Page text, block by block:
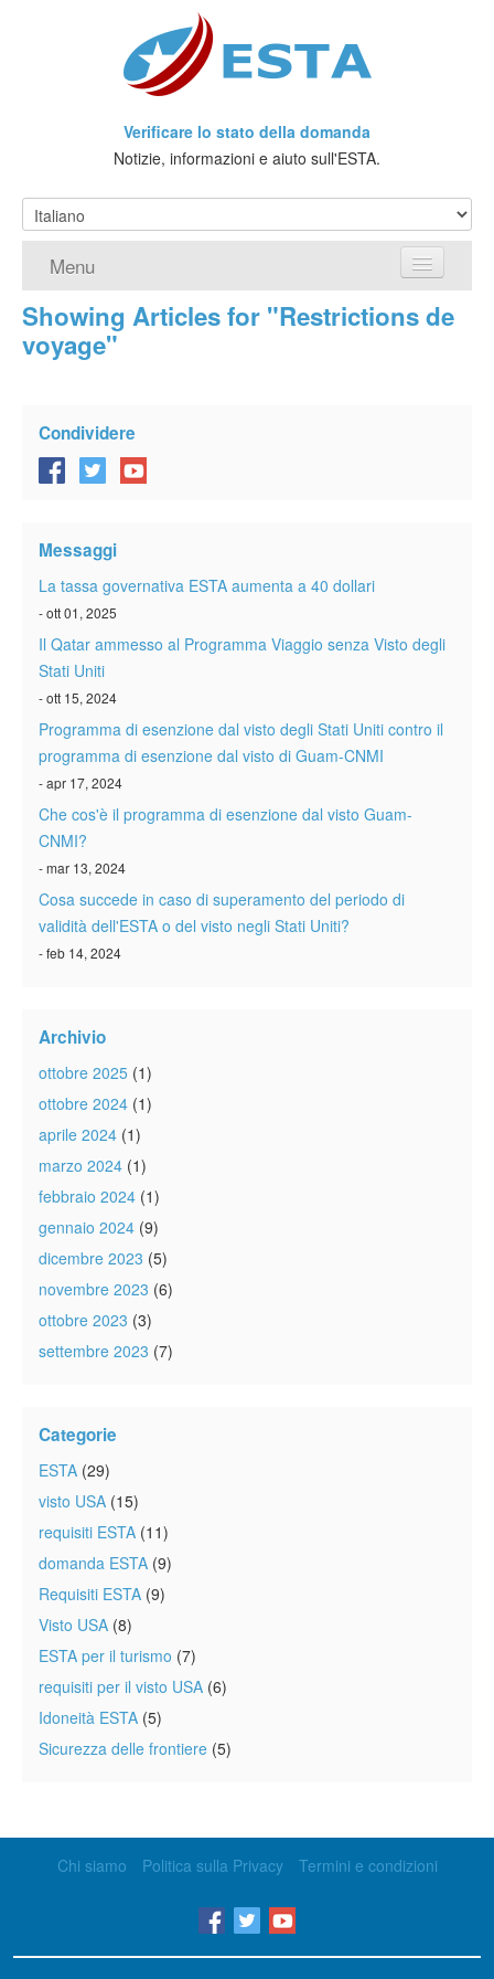
Verificare lo stato della domanda
Notizie, informazioni e aiuto sull'ESTA.
Menu
Home
Richiedere ESTA
Viaggio senza Visto
ESTA info
Contatto
Showing Articles for "Restrictions de
voyage"
Condividere
Messaggi
La tassa governativa ESTA aumenta a 40 dollari
- ott 01, 2025
Il Qatar ammesso al Programma Viaggio senza Visto degli
Stati Uniti
- ott 15, 2024
Programma di esenzione dal visto degli Stati Uniti contro il
programma di esenzione dal visto di Guam-CNMI
- apr 17, 2024
Che cos'è il programma di esenzione dal visto Guam-
CNMI?
- mar 13, 2024
Cosa succede in caso di superamento del periodo di
validità dell'ESTA o del visto negli Stati Uniti?
- feb 14, 2024
Archivio
ottobre 2025 (1)
ottobre 2024 (1)
aprile 2024 (1)
marzo 2024 (1)
febbraio 2024 (1)
gennaio 2024 (9)
dicembre 2023 (5)
novembre 2023 (6)
ottobre 2023 (3)
settembre 2023 (7)
Categorie
ESTA (29)
visto USA (15)
requisiti ESTA (11)
domanda ESTA (9)
Requisiti ESTA (9)
Visto USA (8)
ESTA per il turismo (7)
requisiti per il visto USA (6)
Idoneità ESTA (5)
Sicurezza delle frontiere (5)
Chi siamo Politica sulla Privacy Termini e condizioni